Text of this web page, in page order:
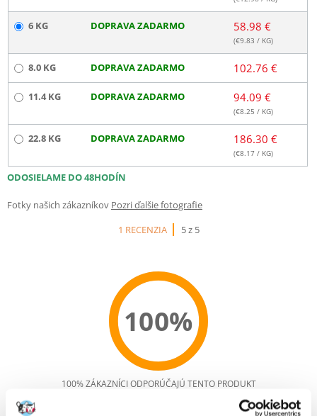
6 KG DOPRAVA ZADARMO 58.98 €
(€9.83 / KG)
8.0 KG DOPRAVA ZADARMO 102.76 €
11.4 KG DOPRAVA ZADARMO 94.09 €
(€8.25 / KG)
22.8 KG DOPRAVA ZADARMO 186.30 €
(€8.17 / KG)
ODOSIELAME DO 48HODÍN
Fotky našich zákazníkov Pozri ďalšie fotografie
1 RECENZIA
5 z 5
100%
100% ZÁKAZNÍCI ODPORÚČAJÚ TENTO PRODUKT